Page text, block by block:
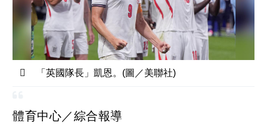
「英國隊長」凱恩。(圖／美聯社)
體育中心／綜合報導